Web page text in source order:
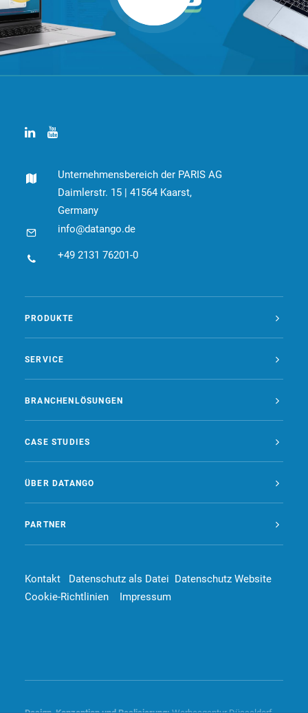
Unternehmensbereich der PARIS AG
Daimlerstr. 15 | 41564 Kaarst,
Germany
info@datango.de
+49 2131 76201-0
PRODUKTE
SERVICE
BRANCHENLÖSUNGEN
CASE STUDIES
ÜBER DATANGO
PARTNER
Kontakt Datenschutz als Datei Datenschutz Website
Cookie-Richtlinien
Impressum